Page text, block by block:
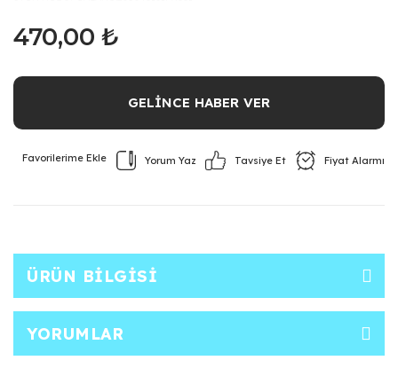
470,00 ₺
GELİNCE HABER VER
Yorum Yaz Tavsiye Et Fiyat Alarmı
ÜRÜN BILGISI
YORUMLAR